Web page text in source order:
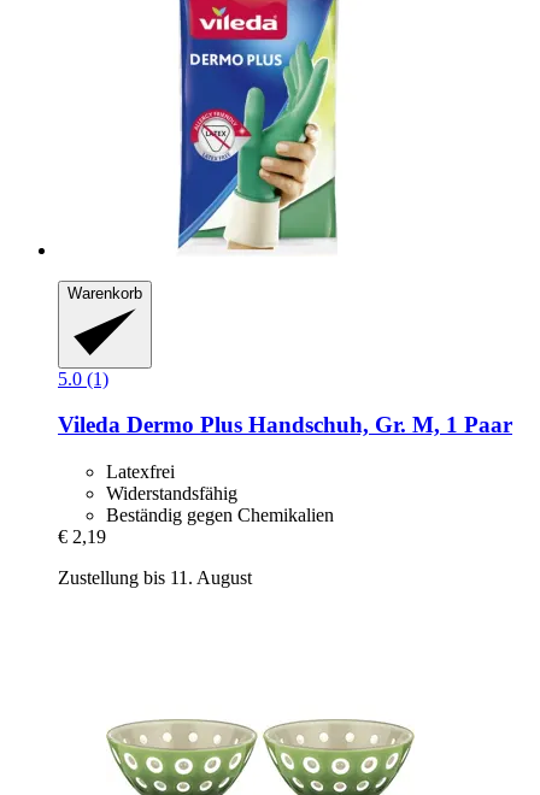
Warenkorb
5.0 (1)
Vileda Dermo Plus Handschuh, Gr. M, 1 Paar
Latexfrei
Widerstandsfähig
Beständig gegen Chemikalien
€ 2,19
Zustellung bis 11. August